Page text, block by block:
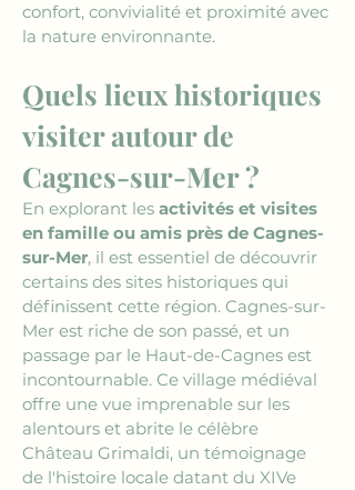
confort, convivialité et proximité avec
la nature environnante.
Quels lieux historiques
visiter autour de
Cagnes-sur-Mer ?
En explorant les activités et visites
en famille ou amis près de Cagnes-
sur-Mer, il est essentiel de découvrir
certains des sites historiques qui
définissent cette région. Cagnes-sur-
Mer est riche de son passé, et un
passage par le Haut-de-Cagnes est
incontournable. Ce village médiéval
offre une vue imprenable sur les
alentours et abrite le célèbre
Château Grimaldi, un témoignage
de l'histoire locale datant du XIVe